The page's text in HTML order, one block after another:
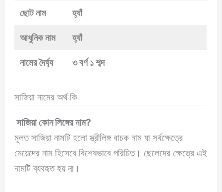
ছোট নাম হ্যাঁ
আধুনিক নাম হ্যাঁ
নামের দৈর্ঘ্য ৩ বর্ণ ১ শব্দ
সাজিয়া নামের অর্থ কি
সাজিয়া কোন লিঙ্গের নাম?
মূলত সাজিয়া নামটি হলো স্ত্রীলিঙ্গ বাচক নাম যা সর্বক্ষেত্রে
মেয়েদের নাম হিসেবে বিশেষভাবে পরিচিত। ছেলেদের ক্ষেত্রে এই
নামটি ব্যবহৃত হয় না।